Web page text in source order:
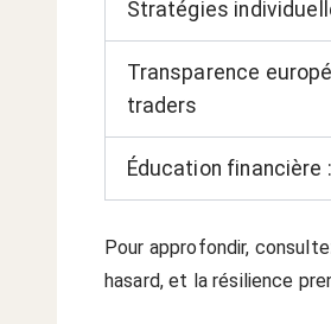
Stratégies
Transparence
traders
Éducation
Pour approfondir,
hasard, et la résilience